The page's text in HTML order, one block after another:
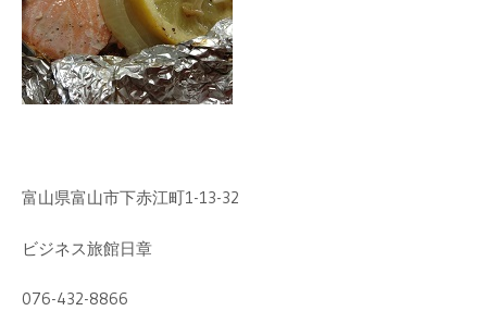
富山県富山市下赤江町1-13-32
ビジネス旅館日章
076-432-8866